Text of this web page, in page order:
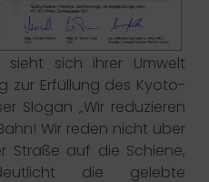
sieht sich ihrer Umwelt
zur Erfüllung des Kyoto-
Slogan „Wir reduzieren
Wir reden nicht über
Straße auf die Schiene,
die gelebte